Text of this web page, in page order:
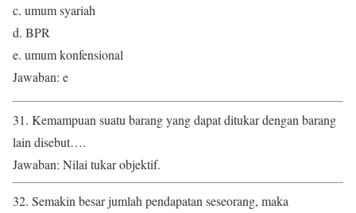
c. umum syariah
d. BPR
e. umum konfensional
Jawaban: e
31. Kemampuan suatu barang yang dapat ditukar dengan barang
lain disebut….
Jawaban: Nilai tukar objektif.
32. Semakin besar jumlah pendapatan seseorang, maka